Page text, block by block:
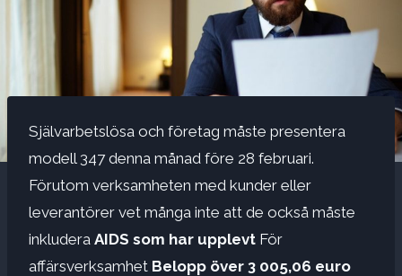
Självarbetslösa och företag måste presentera
modell 347 denna månad före 28 februari.
Förutom verksamheten med kunder eller
leverantörer vet många inte att de också måste
inkludera AIDS som har upplevt För
affärsverksamhet Belopp över 3 005,06 euro